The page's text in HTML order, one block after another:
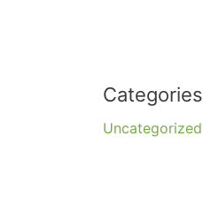
Categories
Uncategorized